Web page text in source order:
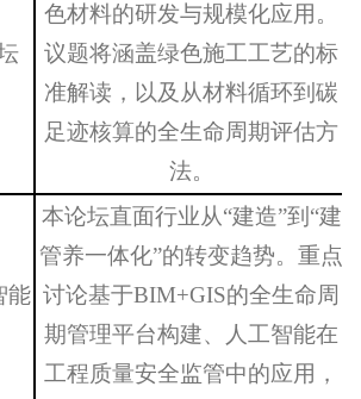
色材料的研发与规模化应用。
议题将涵盖绿色施工工艺的标
准解读，以及从材料循环到碳
足迹核算的全生命周期评估方
法。
能
本论坛直面行业从“建造”到“建
管养一体化”的转变趋势。重点
讨论基于BIM+GIS的全生命周
期管理平台构建、人工智能在
工程质量安全监管中的应用，